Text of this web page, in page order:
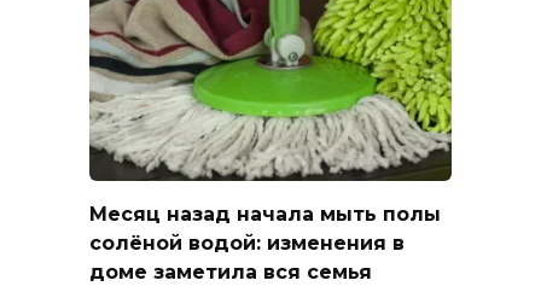
Месяц назад начала мыть полы
солёной водой: изменения в
доме заметила вся семья